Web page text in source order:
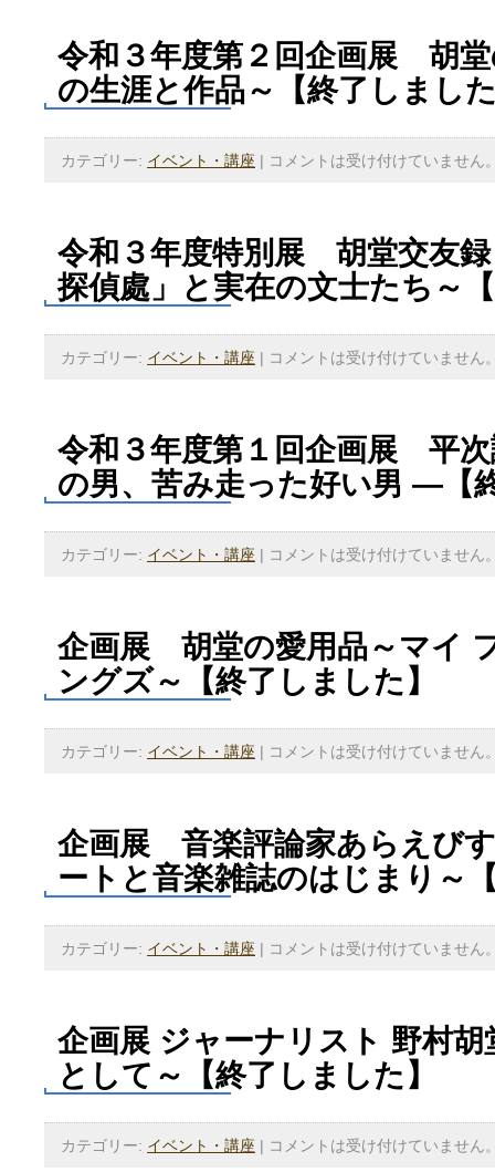
令和３年度第２回企画展 胡
の生涯と作品～【終了しまし
カテゴリー: イベント・講座 | コメントは受け付けていません
令和３年度特別展 胡堂交友
探偵處」と実在の文士たち～
カテゴリー: イベント・講座 | コメントは受け付けていません
令和３年度第１回企画展 平
の男、苦み走った好い男 ―【
カテゴリー: イベント・講座 | コメントは受け付けていません
企画展 胡堂の愛用品～マイ
ングズ～【終了しました】
カテゴリー: イベント・講座 | コメントは受け付けていません
企画展 音楽評論家あらえび
ートと音楽雑誌のはじまり～
カテゴリー: イベント・講座 | コメントは受け付けていません
企画展 ジャーナリスト 野村胡
として～【終了しました】
カテゴリー: イベント・講座 | コメントは受け付けていません